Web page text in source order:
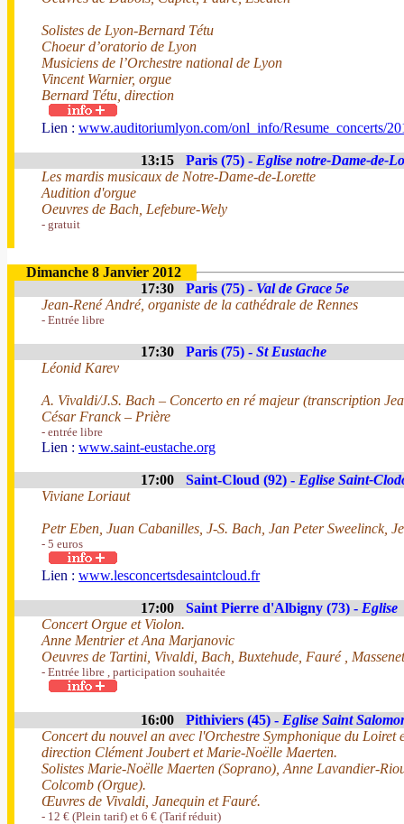
Solistes de Lyon-Bernard Tétu
Choeur d’oratorio de Lyon
Musiciens de l’Orchestre national de Lyon
Vincent Warnier, orgue
Bernard Tétu, direction
Lien : www.auditoriumlyon.com/onl_info/Resume_concerts/
13:15 Paris (75) - Eglise notre-Dame-de-
Les mardis musicaux de Notre-Dame-de-Lorette
Audition d'orgue
Oeuvres de Bach, Lefebure-Wely
- gratuit
Dimanche 8 Janvier 2012
17:30
Paris (75) - Val de Grace 5e
Jean-René André, organiste de la cathédrale de Rennes
- Entrée libre
17:30 Paris (75) - St Eustache
Léonid Karev
A. Vivaldi/J.S. Bach – Concerto en ré majeur (transcription
César Franck – Prière
- entrée libre
Lien : www.saint-eustache.org
17:00 Saint-Cloud (92) - Eglise Saint-
Viviane Loriaut
Petr Eben, Juan Cabanilles, J-S. Bach, Jan Peter Sweelinck,
- 5 euros
Lien : www.lesconcertsdesaintcloud.fr
17:00 Saint Pierre d'Albigny (73) - Eglise
Concert Orgue et Violon.
Anne Mentrier et Ana Marjanovic
Oeuvres de Tartini, Vivaldi, Bach, Buxtehude, Fauré ,
- Entrée libre , participation souhaitée
16:00 Pithiviers (45) - Eglise Saint
Concert du nouvel an avec l'Orchestre Symphonique du
direction Clément Joubert et Marie-Noëlle Maerten.
Solistes Marie-Noëlle Maerten (Soprano), Anne Lavandier-
Colcomb (Orgue).
Œuvres de Vivaldi, Janequin et Fauré.
- 12 € (Plein tarif) et 6 € (Tarif réduit)